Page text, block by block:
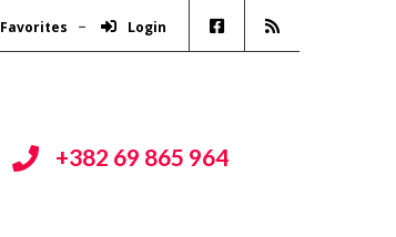
Favorites Login
+382 69 865 964